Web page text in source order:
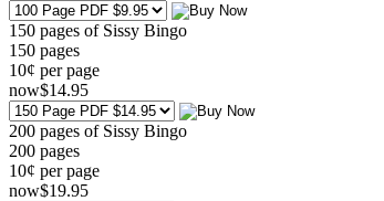
150 pages of Sissy Bingo
150 pages
10¢ per page
now$14.95
200 pages of Sissy Bingo
200 pages
10¢ per page
now$19.95